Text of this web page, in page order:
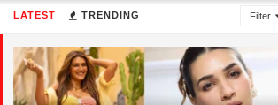
LATEST TRENDING Filter